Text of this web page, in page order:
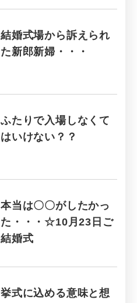
結婚式場から訴えられ
た新郎新婦・・・
ふたりで入場しなくて
はいけない？？
本当は〇〇がしたかっ
た・・・☆10月23日ご
結婚式
挙式に込める意味と想